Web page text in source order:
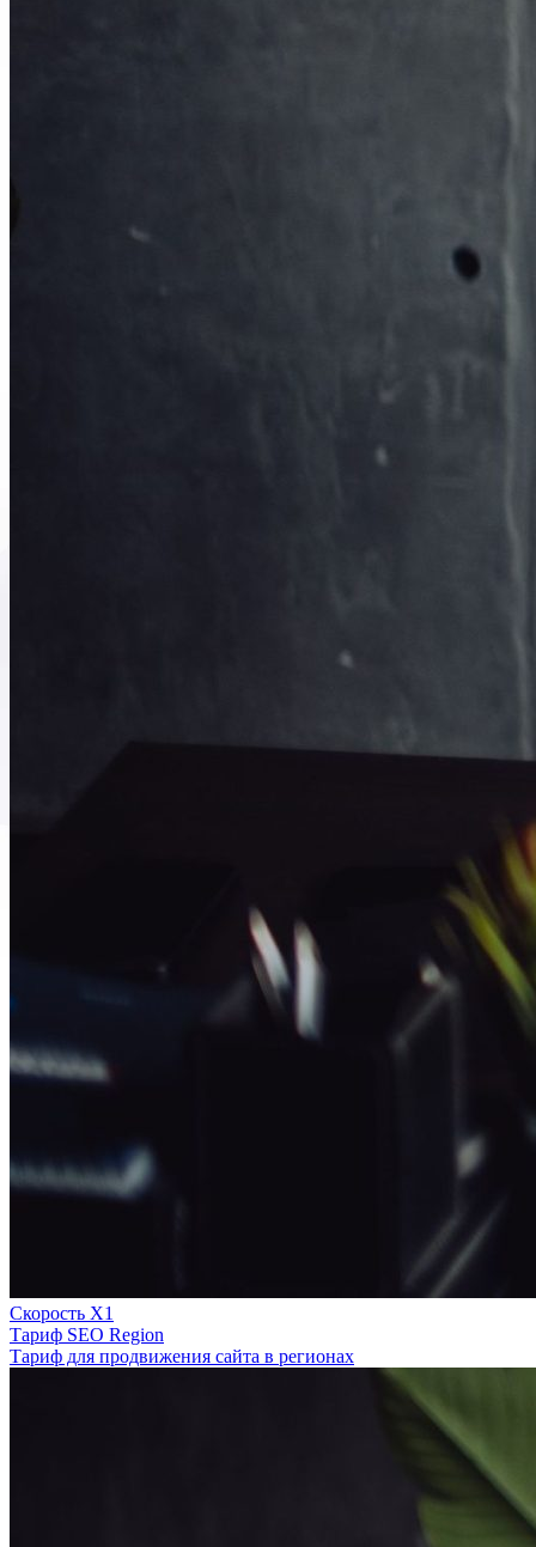
Скорость Х1
Тариф SEO Region
Тариф для продвижения сайта в регионах